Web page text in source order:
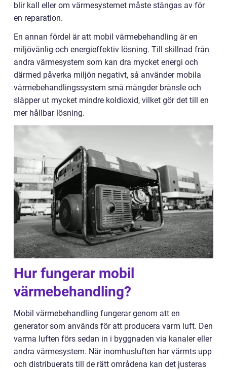
blir kall eller om värmesystemet måste stängas av för
en reparation.
En annan fördel är att mobil värmebehandling är en
miljövänlig och energieffektiv lösning. Till skillnad från
andra värmesystem som kan dra mycket energi och
därmed påverka miljön negativt, så använder mobila
värmebehandlingssystem små mängder bränsle och
släpper ut mycket mindre koldioxid, vilket gör det till en
mer hållbar lösning.
Hur fungerar mobil
värmebehandling?
Mobil värmebehandling fungerar genom att en
generator som används för att producera varm luft. Den
varma luften förs sedan in i byggnaden via kanaler eller
andra värmesystem. När inomhusluften har värmts upp
och distribuerats till de rätt områdena kan det justeras